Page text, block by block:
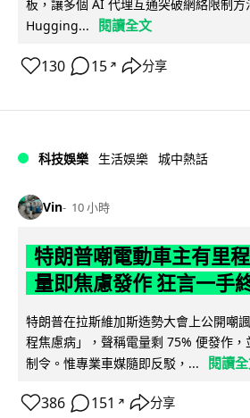
板，讓多個 AI 代理互通突破網絡限制方
Hugging...
閱讀全文
130 15 ↗ 分享
科技娛樂 生活娛樂 城中熱話
Vin 10 小時
特朗普嘲電動車主有里
量即焦慮發作 狂言一手
特朗普在拉斯維加斯造勢大會上公開嘲
程焦慮病」，聲稱電量剩 75% 便發作
制令。惟專業車媒隨即反駁，...
閱讀
386 151 ↗ 分享